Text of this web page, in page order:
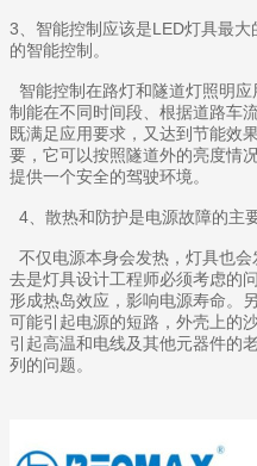
3、智能控制应该是LED灯具最
的智能控制。
智能控制在路灯和隧道灯照明
制能在不同时间段、根据道路车
既满足应用要求，又达到节能效
要，它可以按照隧道外的亮度情
提供一个安全的驾驶环境。
4、散热和防护是电源故障的主
不仅电源本身会发热，灯具也
去是灯具设计工程师必须考虑的
形成热岛效应，影响电源寿命。
可能引起电源的短路，外壳上的
引起高温和电线及其他元器件的
列的问题。